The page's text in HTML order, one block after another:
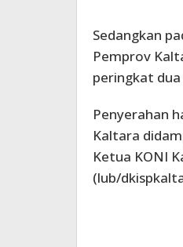
Sedangkan
Pemprov
peringkat
Penyerahan
Kaltara
Ketua KONI
(lub/